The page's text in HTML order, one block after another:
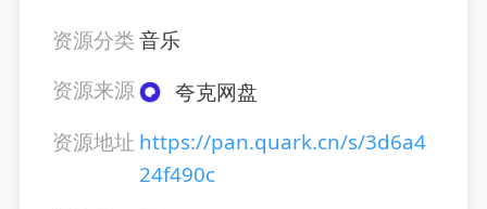
资源分类音乐
资源来源
夸克网盘
资源地址 https://pan.quark.cn/s/3d6a4
24f490c